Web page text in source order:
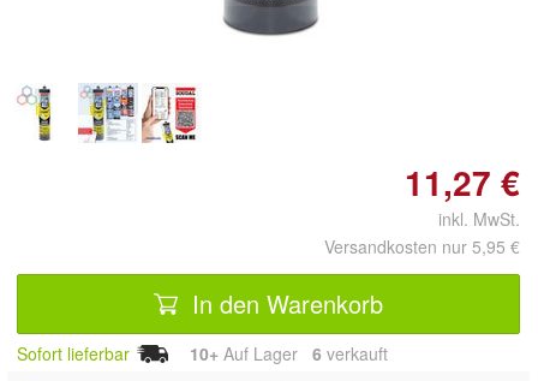
11,27 €
inkl. MwSt.
Versandkosten nur 5,95 €
In den Warenkorb
Sofort lieferbar 10+ Auf Lager 6 verkauft